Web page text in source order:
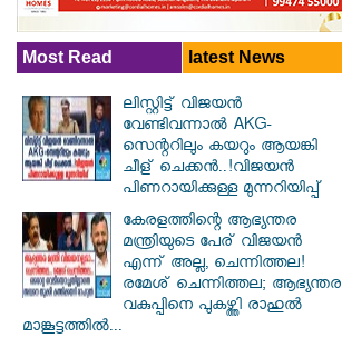
Most Read latest News
ലിസ്റ്റിട്ട് വിജയൻ
വേണ്ടിവന്നാൽ AKG-
സെന്ററിലും കയറും ആയങ്കി
ചീള് ചെക്കൻ..!വിജയൻ
പിണറായിക്കുള്ള മുന്നറിയിപ്പ്
കേരളത്തിന്റെ ആഭ്യന്തര
മന്ത്രിയുടെ പേര് വിജയൻ
എന്ന് അല്ല, ചെന്നിത്തല!
രമേശ് ചെന്നിത്തല; ആഭ്യന്തര
വകുപ്പിനെ പുകഴ്ത്തി രാഹുൽ
മാങ്കൂട്ടത്തിൽ...